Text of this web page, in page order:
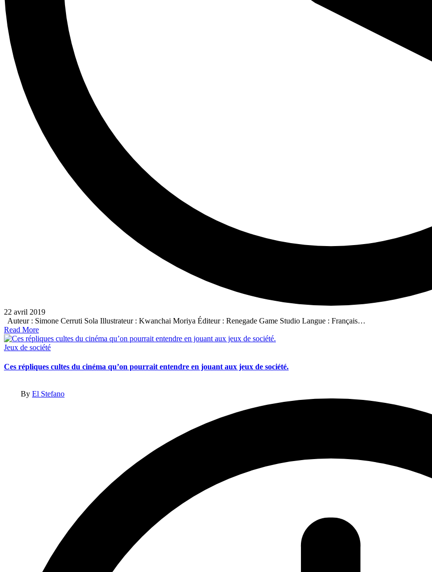
22 avril 2019
Auteur : Simone Cerruti Sola Illustrateur : Kwanchai Moriya Éditeur : Renegade Game Studio Langue : Français…
Read More
Posted
Jeux de société
Ces répliques cultes du cinéma qu’on pourrait entendre en jouant aux jeux de société.
By El Stefano